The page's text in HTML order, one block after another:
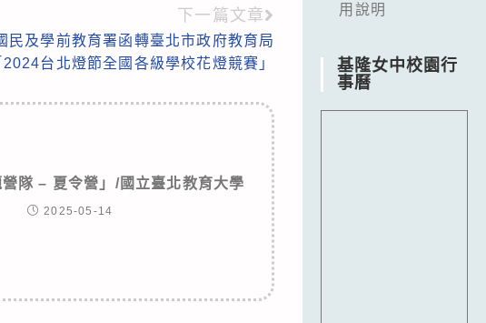
下一篇文章
民及學前教育署函轉臺北市政府教育局
台北燈節全國各級學校花燈競賽」
隊 – 夏令營」/國立臺北教育大學
2025-05-14
用說明
基隆女中校園行
事曆